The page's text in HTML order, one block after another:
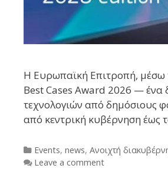
Η Ευρωπαϊκή Επιτροπή, μέσω
Best Cases Award 2026 — ένα
τεχνολογιών από δημόσιους
από κεντρική κυβέρνηση έως
Categories
Events, news, Ανοιχτή
Leave a comment